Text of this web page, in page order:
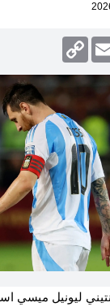
Copy
Link
ليونيل ميسي